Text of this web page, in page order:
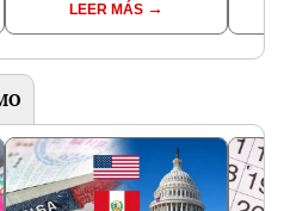
uno de ellos se refugió
en un bus
LEER MÁS